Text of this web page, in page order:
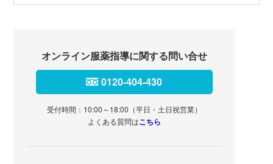
オンライン服薬指導に関する問い合せ
0120-404-430
受付時間：10:00～18:00（平日・土日祝営業）
よくある質問はこちら